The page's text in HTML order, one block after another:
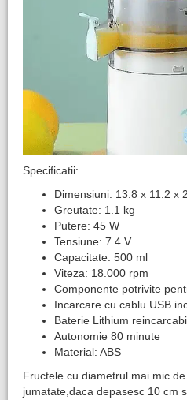
Specificatii:
Dimensiuni: 13.8 x 11.2 x
Greutate: 1.1 kg
Putere: 45 W
Tensiune: 7.4 V
Capacitate: 500 ml
Viteza: 18.000 rpm
Componente potrivite
Incarcare cu cablu USB
Baterie Lithium
Autonomie 80 minute
Material: ABS
​Fructele cu diametrul mai mic
jumatate,daca depasesc 10 cm